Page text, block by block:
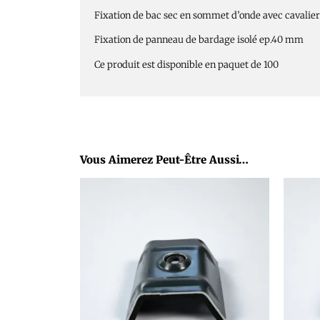
Fixation de bac sec en sommet d’onde avec
Fixation de panneau de bardage isolé ep.40 mm
Ce produit est disponible en paquet de 100
Vous Aimerez Peut-Être Aussi…